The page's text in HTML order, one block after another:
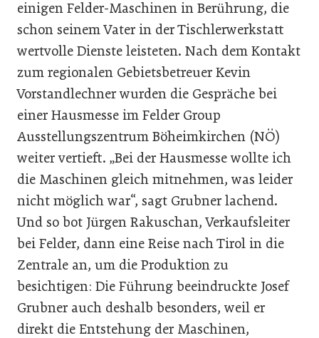
einigen Felder-Maschinen in Berührung, die
schon seinem Vater in der Tischlerwerkstatt
wertvolle Dienste leisteten. Nach dem Kontakt
zum regionalen Gebietsbetreuer Kevin
Vorstandlechner wurden die Gespräche bei
einer Hausmesse im Felder Group
Ausstellungszentrum Böheimkirchen (NÖ)
weiter vertieft. „Bei der Hausmesse wollte ich
die Maschinen gleich mitnehmen, was leider
nicht möglich war“, sagt Grubner lachend.
Und so bot Jürgen Rakuschan, Verkaufsleiter
bei Felder, dann eine Reise nach Tirol in die
Zentrale an, um die Produktion zu
besichtigen: Die Führung beeindruckte Josef
Grubner auch deshalb besonders, weil er
direkt die Entstehung der Maschinen,